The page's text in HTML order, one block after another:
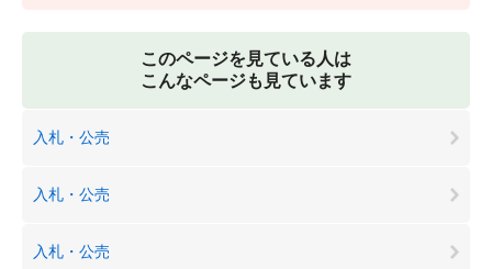
このページを見ている人は
こんなページも見ています
入札・公売
入札・公売
入札・公売